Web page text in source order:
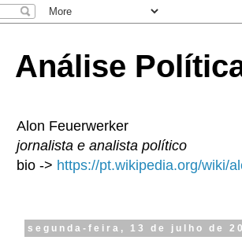
Análise
Alon Feuerwerker
jornalista e analista político
bio -> https://pt.wikipedia.org/wiki/
segunda-feira, 13 de julho de